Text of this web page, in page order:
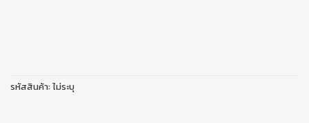
รหัสสินค้า:ไม่ระบุ